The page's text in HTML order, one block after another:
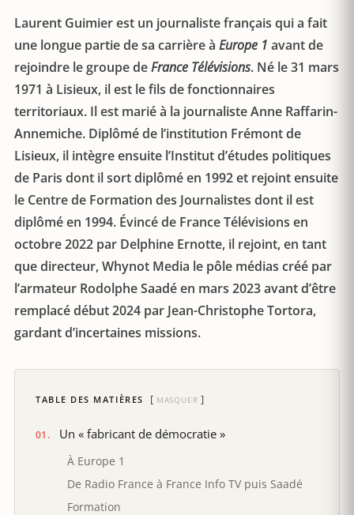
Laurent Guimier est un journaliste français qui a fait
une longue partie de sa carrière à Europe 1 avant de
rejoindre le groupe deFrance Télévisions. Né le 31 mars
1971 à Lisieux, il est le fils de fonctionnaires
territoriaux. Il est marié à la journaliste Anne Raffarin-
Annemiche. Diplômé de l’institution Frémont de
Lisieux, il intègre ensuite l’Institut d’études politiques
de Paris dont il sort diplômé en 1992 et rejoint ensuite
le Centre de Formation des Journalistes dont il est
diplômé en 1994. Évincé de France Télévisions en
octobre 2022 par Delphine Ernotte, il rejoint, en tant
que directeur, Whynot Media le pôle médias créé par
l’armateur Rodolphe Saadé en mars 2023 avant d’être
remplacé début 2024 par Jean-Christophe Tortora,
gardant d’incertaines missions.
TABLE DES MATIÈRES MASQUER
Un « fabricant de démocratie »
À Europe 1
De Radio France à France Info TV puis Saadé
Formation